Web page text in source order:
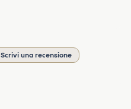
Scrivi una recensione